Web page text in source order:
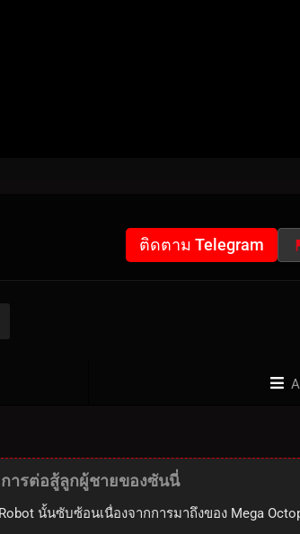
ติดตาม Telegram
การต่อสู้ลูกผู้ชายของซันนี่
นั้นซับซ้อนเนื่องจากการมาถึงของ Mega